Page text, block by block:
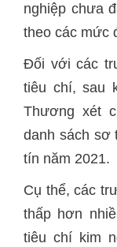
nghiệp chưa
theo các mức
Đối với các
tiêu chí, sau
Thương xét
danh sách sơ
tín năm 2021.
Cụ thể, các
thấp hơn
tiêu chí kim